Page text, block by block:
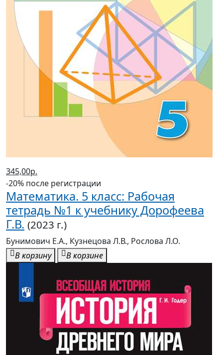
345,00р.
-20% после регистрации
Математика. 5 класс: Рабочая
тетрадь №1 к учебнику Дорофеева
Г.В. (2023 г.)
Бунимович Е.А., Кузнецова Л.В., Рослова Л.О.
В корзину
В корзине